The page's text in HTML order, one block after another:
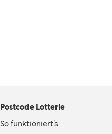
Postcode Lotterie
So funktioniert’s